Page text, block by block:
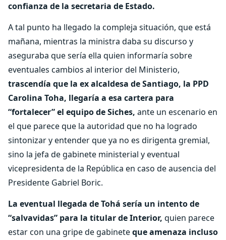
confianza de la secretaria de Estado.
A tal punto ha llegado la compleja situación, que está
mañana, mientras la ministra daba su discurso y
aseguraba que sería ella quien informaría sobre
eventuales cambios al interior del Ministerio,
trascendía que la ex alcaldesa de Santiago, la PPD
Carolina Toha, llegaría a esa cartera para
“fortalecer” el equipo de Siches, ante un escenario en
el que parece que la autoridad que no ha logrado
sintonizar y entender que ya no es dirigenta gremial,
sino la jefa de gabinete ministerial y eventual
vicepresidenta de la República en caso de ausencia del
Presidente Gabriel Boric.
La eventual llegada de Tohá sería un intento de
“salvavidas” para la titular de Interior, quien parece
estar con una gripe de gabineteque amenaza incluso